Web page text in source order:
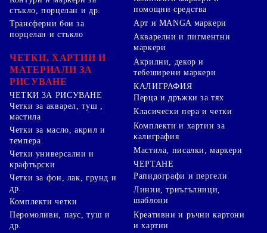
стъкло, порцелан и др.
Трансферни бои за
порцелан и стъкло
ЧЕТКИ, ХАРТИИ И
МАТЕРИАЛИ ЗА
РИСУВАНЕ
ЧЕТКИ ЗА РИСУВАНЕ
Четки за акварел, туш ,
мастила
Четки за масло, акрил и
темпера
Четки универсални и
крафтърски
Четки за фон, лак, грунд и
др.
Комплекти четки
помощни средства
Арт и MANGA маркери
Акварелни и пигментни
маркери
Акрилни, декор и
тебеширени маркери
КАЛИГРАФИЯ
Перца и дръжки за тях
Класически пера и четки
Комплекти и хартии за
калиграфия
Мастила, писалки, маркери
ЧЕРТАНЕ
Рапидографи и пергели
Линии, триъгълници,
шаблони
Перомоливи, паус, туш и
др.
Креативни и ръчни картони
и хартии